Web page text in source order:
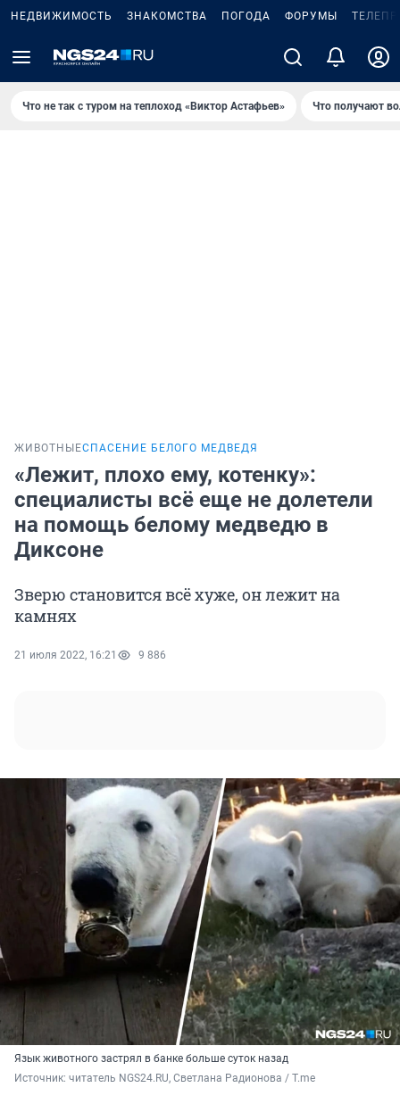
НЕДВИЖИМОСТЬ ЗНАКОМСТВА ПОГОДА ФОРУМЫ
Что не так с туром на теплоход «Виктор Астафьев» Что получают
ЖИВОТНЫЕСПАСЕНИЕ БЕЛОГО МЕДВЕДЯ
«Лежит, плохо ему, котенку»:
специалисты всё еще не долетели
на помощь белому медведю в
Диксоне
Зверю становится всё хуже, он лежит на
камнях
21 июля 2022, 16:21 9 886
Язык животного застрял в банке больше суток назад
Источник: читатель NGS24.RU, Светлана Радионова / T.me